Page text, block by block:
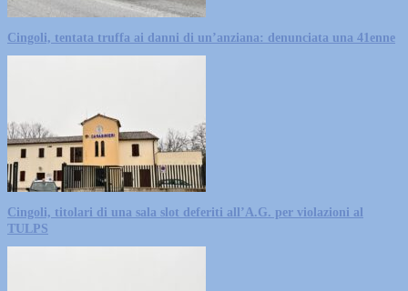
Cingoli, tentata truffa ai danni di un’anziana: denunciata una 41enne
Cingoli, titolari di una sala slot deferiti all’A.G. per violazioni al
TULPS